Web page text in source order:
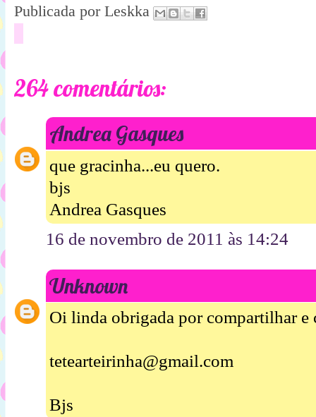
Publicada por Leskka
264 comentários:
Andrea Gasques
que gracinha...eu quero.
bjs
Andrea Gasques
16 de novembro de 2011 às 14:24
Unknown
Oi linda obrigada por compartilhar e
tetearteirinha@gmail.com
Bjs